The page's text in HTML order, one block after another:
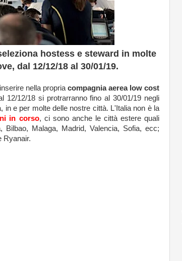
hostess e steward in molte
dal 12/12/18 al 30/01/19.
nella propria compagnia aerea low cost
12/12/18 si protrarranno fino al 30/01/19 negli
in e per molte delle nostre città. L'Italia non è la
in corso, ci sono anche le città estere quali
Bilbao, Malaga, Madrid, Valencia, Sofia, ecc;
Ryanair.